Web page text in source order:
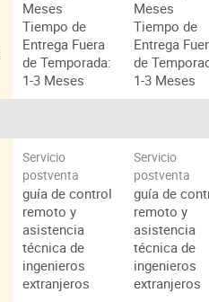
Meses
Tiempo de
Entrega Fuera
de Temporada:
1-3 Meses
Meses
Tiempo de
Entrega
de
1-3 Meses
Servicio
postventa
guía de control
remoto y
asistencia
técnica de
ingenieros
extranjeros
Servicio
postventa
guía de
remoto y
asistencia
técnica de
ingenieros
extranjeros